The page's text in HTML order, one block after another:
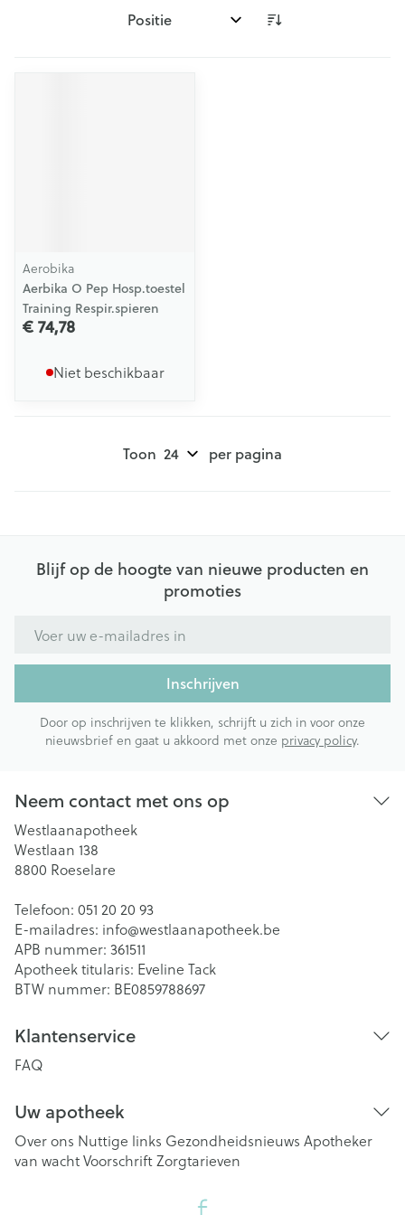
Sorteer op:
Aerobika
Aerbika O Pep Hosp.toestel
Training Respir.spieren
€ 74,78
Niet beschikbaar
Toon per pagina
Blijf op de hoogte van nieuwe producten en
promoties
Inschrijven
Door op inschrijven te klikken, schrijft u zich in voor onze
nieuwsbrief en gaat u akkoord met onze privacy policy.
Neem contact met ons op
Westlaanapotheek
Westlaan 138
8800 Roeselare
Telefoon: 051 20 20 93
E-mailadres: info@westlaanapotheek.be
APB nummer: 361511
Apotheek titularis: Eveline Tack
BTW nummer: BE0859788697
Klantenservice
FAQ
Uw apotheek
Over ons Nuttige links Gezondheidsnieuws Apotheker
van wachtVoorschriftZorgtarieven